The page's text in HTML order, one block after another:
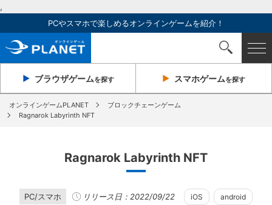
,
PCやスマホで楽しめるオンラインゲームを紹介！
ブラウザゲームを探す スマホゲームを探す
オンラインゲームPLANET
ブロックチェーンゲーム
Ragnarok Labyrinth NFT
Ragnarok Labyrinth NFT
PC/スマホ リリース日：2022/09/22 iOS android